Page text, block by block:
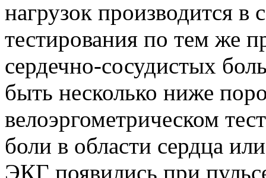
нагрузок производится в
тестирования по тем же
сердечно-сосудистых
быть несколько ниже
велоэргометрическом
боли в области сердца
ЭКГ появились при